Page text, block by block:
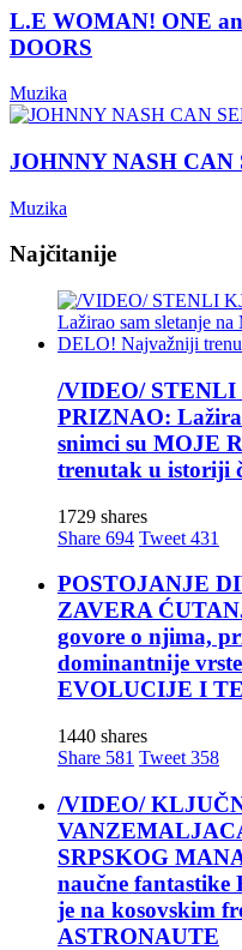
L.E WOMAN! ONE
DOORS
Muzika
JOHNNY NASH
Muzika
Najčitanije
/VIDEO/
PRIZNAO:
snimci su MOJE
trenutak u istoriji
1729 shares
Share 694 Tweet 431
POSTOJANJE
ZAVERA
govore o njima,
dominantnije
EVOLUCIJE I
1440 shares
Share 581 Tweet 358
/VIDEO/
SRPSKOG
naučne fantastike
je na kosovskim
ASTRONAUTE